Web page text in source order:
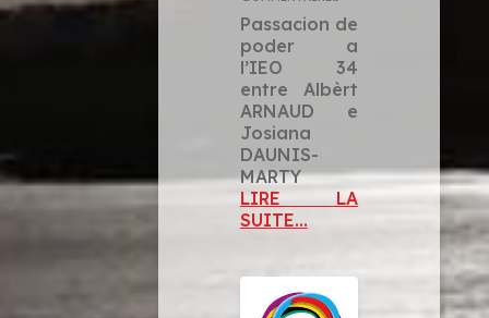
Passacion de
poder a
l’IEO 34
entre Albèrt
ARNAUD e
Josiana
DAUNIS-
MARTY
LIRE LA
SUITE...